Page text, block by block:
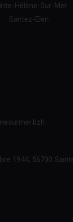
Hélène-Sur-Mer
Santez-Elen
1944, 56700